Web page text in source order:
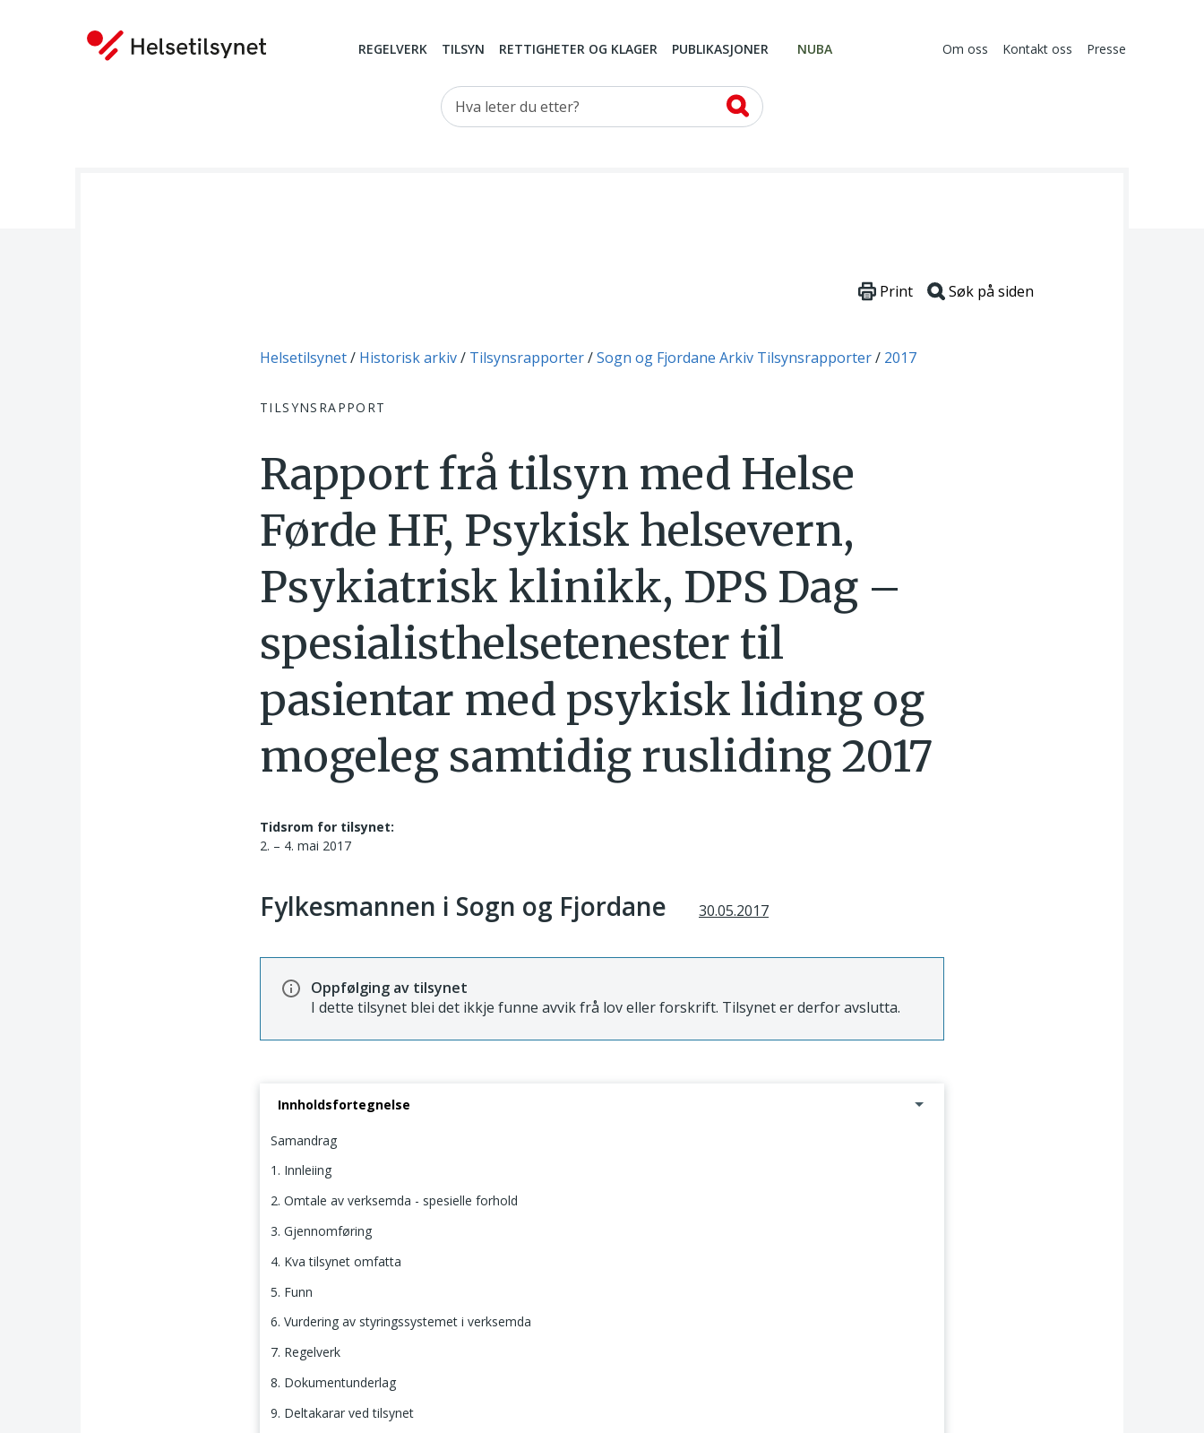
REGELVERK TILSYN RETTIGHETER OG KLAGER PUBLIKASJONER NUBA Om oss Kontakt oss Presse
Hva leter du etter?
Du er her:
Helsetilsynet Historisk arkiv Tilsynsrapporter Sogn og Fjordane Arkiv Tilsynsrapporter 2017
TILSYNSRAPPORT
Print Søk på siden
Rapport frå tilsyn med Helse
Førde HF, Psykisk helsevern,
Psykiatrisk klinikk, DPS Dag –
spesialisthelsetenester til
pasientar med psykisk liding og
mogeleg samtidig rusliding 2017
Tidsrom for tilsynet:
2. – 4. mai 2017
Fylkesmannen i Sogn og Fjordane 30.05.2017
Oppfølging av tilsynet
I dette tilsynet blei det ikkje funne avvik frå lov eller forskrift. Tilsynet er derfor avslutta.
Innholdsfortegnelse
Samandrag
1. Innleiing
2. Omtale av verksemda - spesielle forhold
3. Gjennomføring
4. Kva tilsynet omfatta
5. Funn
6. Vurdering av styringssystemet i verksemda
7. Regelverk
8. Dokumentunderlag
9. Deltakarar ved tilsynet